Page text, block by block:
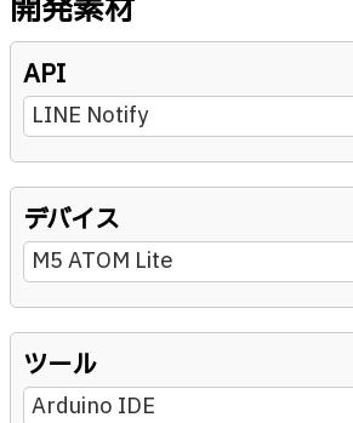
開発素材
API
LINE Notify
デバイス
M5 ATOM Lite
ツール
Arduino IDE